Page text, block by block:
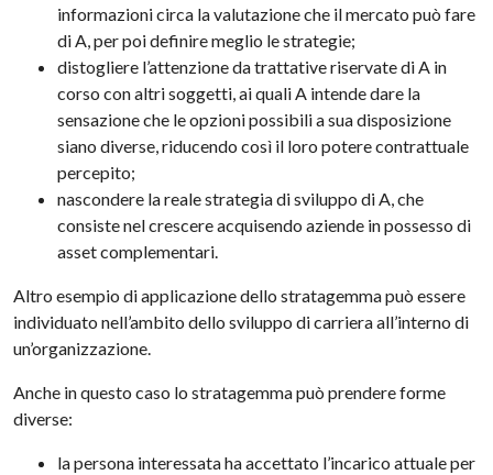
informazioni circa la valutazione che il mercato può fare
di A, per poi definire meglio le strategie;
distogliere l’attenzione da trattative riservate di A in
corso con altri soggetti, ai quali A intende dare la
sensazione che le opzioni possibili a sua disposizione
siano diverse, riducendo così il loro potere contrattuale
percepito;
nascondere la reale strategia di sviluppo di A, che
consiste nel crescere acquisendo aziende in possesso di
asset complementari.
Altro esempio di applicazione dello stratagemma può essere
individuato nell’ambito dello sviluppo di carriera all’interno di
un’organizzazione.
Anche in questo caso lo stratagemma può prendere forme
diverse:
la persona interessata ha accettato l’incarico attuale per